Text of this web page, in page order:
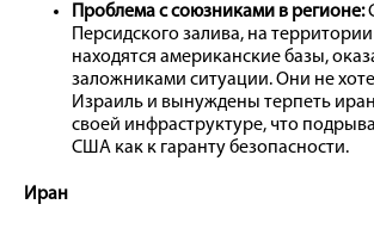
Проблема с союзниками в регионе:
Персидского залива, на
находятся американские базы,
заложниками ситуации. Они не
Израиль и вынуждены терпеть
своей инфраструктуре, что
США как к гаранту безопасности.
Иран